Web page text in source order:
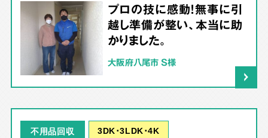
プロの技に感動！無事に引
越し準備が整い、本当に助
かりました。
大阪府八尾市 S様
不用品回収 3DK･3LDK･4K